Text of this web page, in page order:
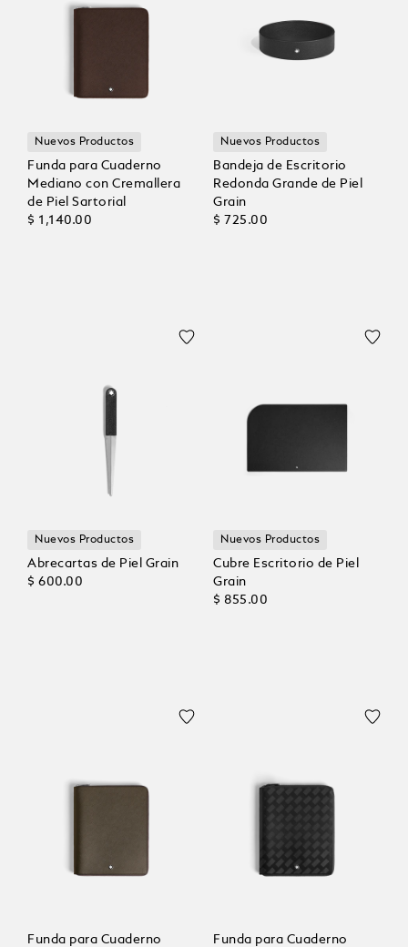
Nuevos Productos
Funda para Cuaderno
Mediano con Cremallera
de Piel Sartorial
$ 1,140.00
Nuevos Productos
Bandeja de Escritorio
Redonda Grande de Piel
Grain
$ 725.00
Nuevos Productos
Abrecartas de Piel Grain
$ 600.00
Nuevos Productos
Cubre Escritorio de Piel
Grain
$ 855.00
Funda para Cuaderno
Funda para Cuaderno